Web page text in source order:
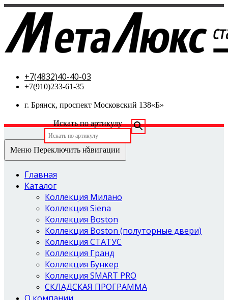
+7(4832)40-40-03
+7(910)233-61-35
г. Брянск, проспект Московский 138«Б»
Искать по артикулу
×
Меню Переключить навигации
Главная
Каталог
Коллекция Милано
Коллекция Siena
Коллекция Boston
Коллекция Boston (полуторные двери)
Коллекция СТАТУС
Коллекция Гранд
Коллекция Бункер
Коллекция SMART PRO
СКЛАДСКАЯ ПРОГРАММА